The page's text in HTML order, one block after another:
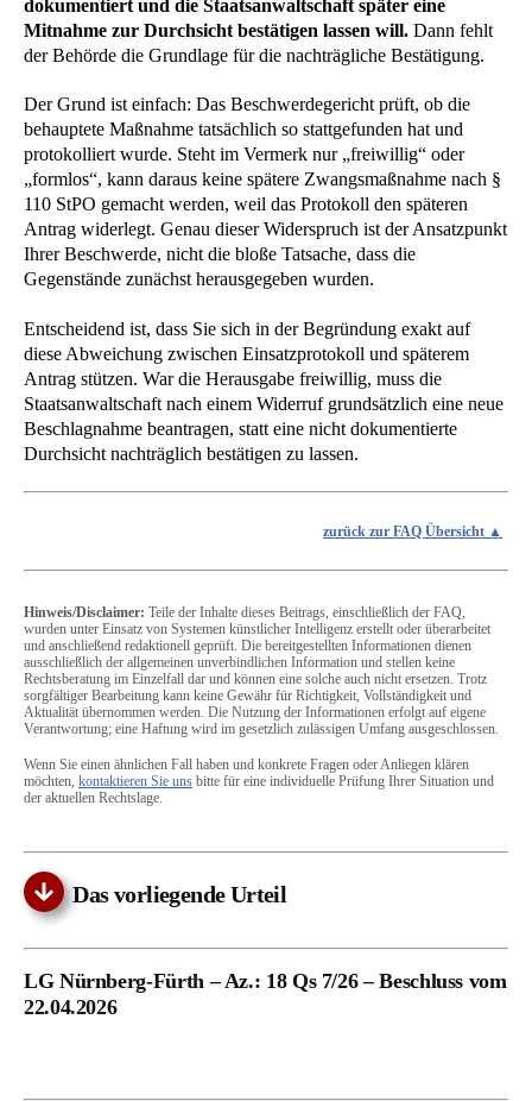
dokumentiert und die Staatsanwaltschaft später eine
Mitnahme zur Durchsicht bestätigen lassen will. Dann fehlt
der Behörde die Grundlage für die nachträgliche Bestätigung.
Der Grund ist einfach: Das Beschwerdegericht prüft, ob die
behauptete Maßnahme tatsächlich so stattgefunden hat und
protokolliert wurde. Steht im Vermerk nur „freiwillig“ oder
„formlos“, kann daraus keine spätere Zwangsmaßnahme nach §
110 StPO gemacht werden, weil das Protokoll den späteren
Antrag widerlegt. Genau dieser Widerspruch ist der Ansatzpunkt
Ihrer Beschwerde, nicht die bloße Tatsache, dass die
Gegenstände zunächst herausgegeben wurden.
Entscheidend ist, dass Sie sich in der Begründung exakt auf
diese Abweichung zwischen Einsatzprotokoll und späterem
Antrag stützen. War die Herausgabe freiwillig, muss die
Staatsanwaltschaft nach einem Widerruf grundsätzlich eine neue
Beschlagnahme beantragen, statt eine nicht dokumentierte
Durchsicht nachträglich bestätigen zu lassen.
zurück zur FAQ Übersicht
Hinweis/Disclaimer: Teile der Inhalte dieses Beitrags, einschließlich der FAQ,
wurden unter Einsatz von Systemen künstlicher Intelligenz erstellt oder überarbeitet
und anschließend redaktionell geprüft. Die bereitgestellten Informationen dienen
ausschließlich der allgemeinen unverbindlichen Information und stellen keine
Rechtsberatung im Einzelfall dar und können eine solche auch nicht ersetzen. Trotz
sorgfältiger Bearbeitung kann keine Gewähr für Richtigkeit, Vollständigkeit und
Aktualität übernommen werden. Die Nutzung der Informationen erfolgt auf eigene
Verantwortung; eine Haftung wird im gesetzlich zulässigen Umfang ausgeschlossen.
Wenn Sie einen ähnlichen Fall haben und konkrete Fragen oder Anliegen klären
möchten, kontaktieren Sie uns bitte für eine individuelle Prüfung Ihrer Situation und
der aktuellen Rechtslage.
Das vorliegende Urteil
LG Nürnberg-Fürth – Az.: 18 Qs 7/26 – Beschluss vom
22.04.2026